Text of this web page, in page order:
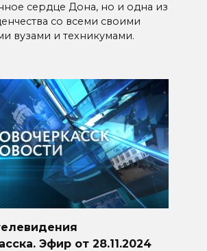
сердце Дона, но и одна из
со всеми своими
вузами и техникумами.
Эфир от 28.11.2024